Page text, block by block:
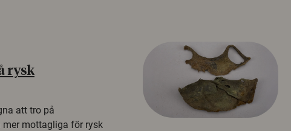
rysk
att tro på
mottagliga för rysk